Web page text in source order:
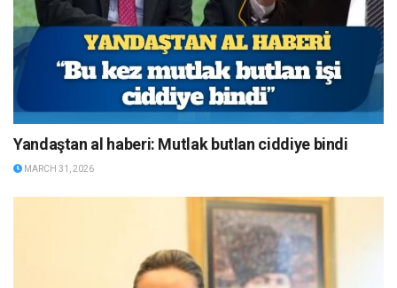
Yandaştan al haberi: Mutlak butlan ciddiye bindi
MARCH 31, 2026